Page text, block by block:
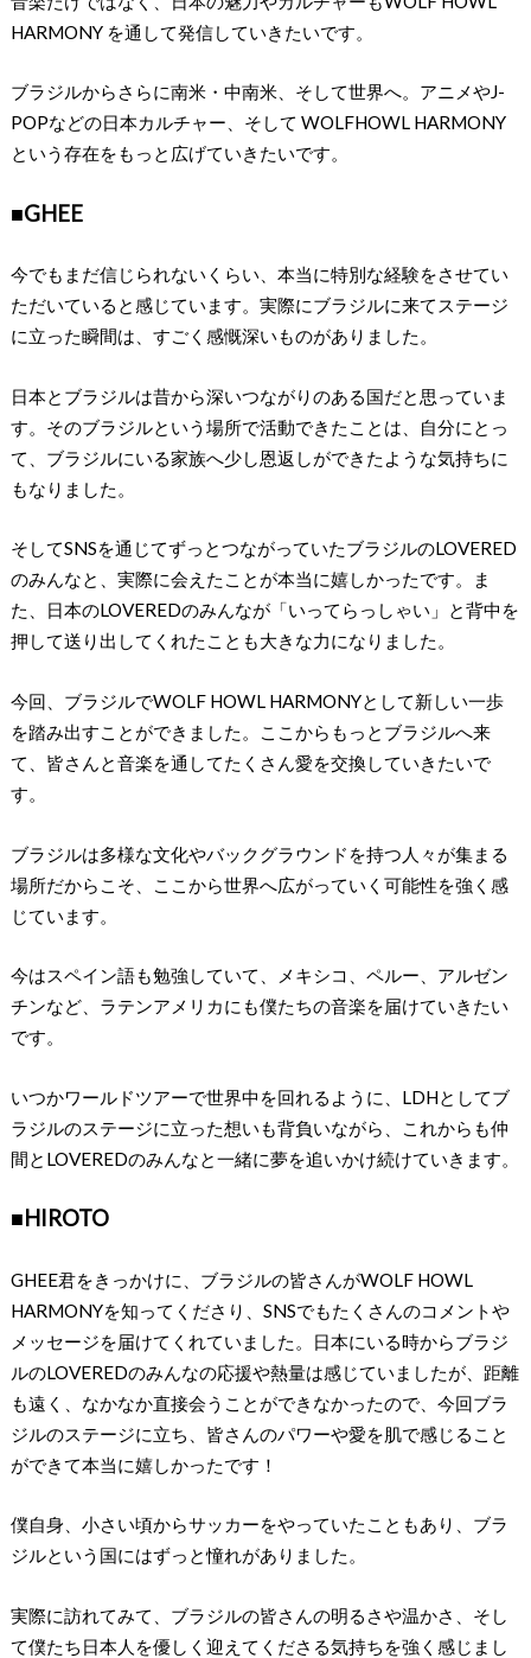
HARMONY を通して発信していきたいです。
ブラジルからさらに南⽶・中南⽶、そして世界へ。アニメやJ-
POPなどの⽇本カルチャー、そして WOLFHOWL HARMONY
という存在をもっと広げていきたいです。
■GHEE
今でもまだ信じられないくらい、本当に特別な経験をさせてい
ただいていると感じています。実際にブラジルに来てステージ
に⽴った瞬間は、すごく感慨深いものがありました。
⽇本とブラジルは昔から深いつながりのある国だと思っていま
す。そのブラジルという場所で活動できたことは、⾃分にとっ
て、ブラジルにいる家族へ少し恩返しができたような気持ちに
もなりました。
そしてSNSを通じてずっとつながっていたブラジルのLOVERED
のみんなと、実際に会えたことが本当に嬉しかったです。ま
た、⽇本のLOVEREDのみんなが「いってらっしゃい」と背中を
押して送り出してくれたことも⼤きな⼒になりました。
今回、ブラジルでWOLF HOWL HARMONYとして新しい⼀歩
を踏み出すことができました。ここからもっとブラジルへ来
て、皆さんと⾳楽を通してたくさん愛を交換していきたいで
す。
ブラジルは多様な⽂化やバックグラウンドを持つ⼈々が集まる
場所だからこそ、ここから世界へ広がっていく可能性を強く感
じています。
今はスペイン語も勉強していて、メキシコ、ペルー、アルゼン
チンなど、ラテンアメリカにも僕たちの⾳楽を届けていきたい
です。
いつかワールドツアーで世界中を回れるように、LDHとしてブ
ラジルのステージに⽴った想いも背負いながら、これからも仲
間とLOVEREDのみんなと⼀緒に夢を追いかけ続けていきます。
■HIROTO
GHEE君をきっかけに、ブラジルの皆さんがWOLF HOWL
HARMONYを知ってくださり、SNSでもたくさんのコメントや
メッセージを届けてくれていました。⽇本にいる時からブラジ
ルのLOVEREDのみんなの応援や熱量は感じていましたが、距離
も遠く、なかなか直接会うことができなかったので、今回ブラ
ジルのステージに⽴ち、皆さんのパワーや愛を肌で感じること
ができて本当に嬉しかったです！
僕⾃⾝、⼩さい頃からサッカーをやっていたこともあり、ブラ
ジルという国にはずっと憧れがありました。
実際に訪れてみて、ブラジルの皆さんの明るさや温かさ、そし
て僕たち⽇本⼈を優しく迎えてくださる気持ちを強く感じまし